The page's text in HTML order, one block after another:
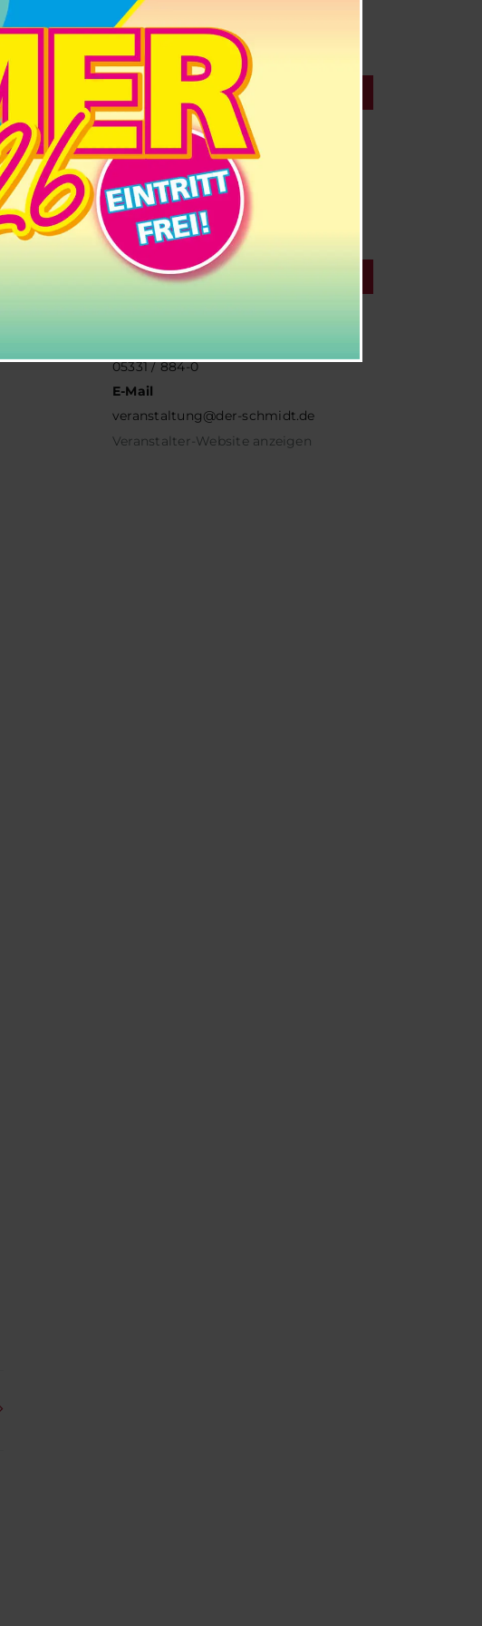
Lesung
VERANSTALTUNGSORT
SchmidtTerminal
Halchtersche Str. 33
Wolfenbüttel,
Google Karte anzeigen
VERANSTALTER
05331 / 884-0
E-Mail
veranstaltung@der-schmidt.de
Veranstalter-Website anzeigen